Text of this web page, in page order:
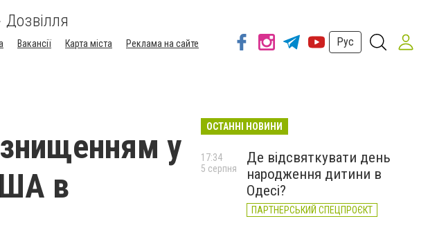
Дозвілля
Вакансії Карта міста
Реклама на сайте
Рус
у
в
ОСТАННІ НОВИНИ
Де відсвяткувати день
народження дитини в
Одесі?
ПАРТНЕРСЬКИЙ СПЕЦПРОЄКТ
17:34
5 серпня